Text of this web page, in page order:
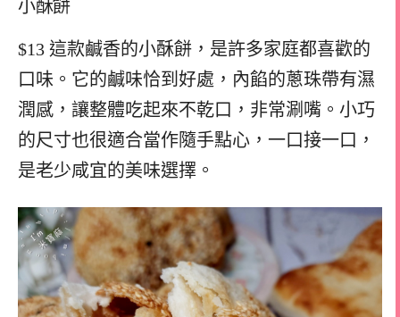
$13 這款鹹香的小酥餅，是許多家庭都喜歡的
口味。它的鹹味恰到好處，內餡的蔥珠帶有濕
潤感，讓整體吃起來不乾口，非常涮嘴。小巧
的尺寸也很適合當作隨手點心，一口接一口，
是老少咸宜的美味選擇。